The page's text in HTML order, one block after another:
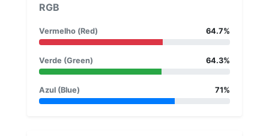
RGB
Vermelho (Red) 64.7%
Verde (Green) 64.3%
Azul (Blue) 71%